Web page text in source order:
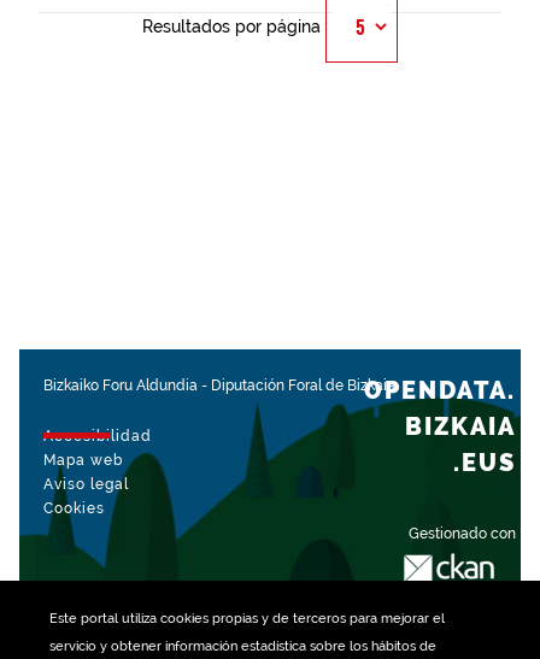
Este portal utiliza cookiespropias y de terceros para mejorar el
servicio y obtener información estadística sobre los hábitos de
Resultados por página
Bizkaiko Foru Aldundia - Diputación Foral de Bizkaia
Accesibilidad
Mapa web
Aviso legal
Cookies
Gestionado con
OPENDATA.
BIZKAIA
.EUS